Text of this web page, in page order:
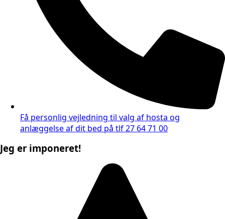
Få personlig vejledning til valg af hosta og
anlæggelse af dit bed på tlf 27 64 71 00
Jeg er imponeret!